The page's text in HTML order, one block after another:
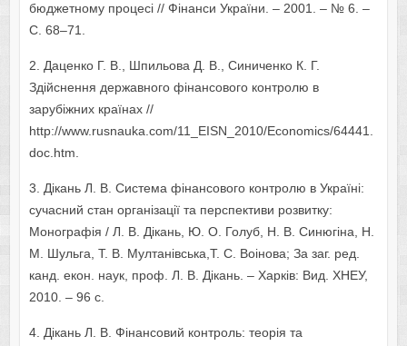
бюджетному процесі // Фінанси України. – 2001. – № 6. –
С. 68–71.
2. Даценко Г. В., Шпильова Д. В., Синиченко К. Г.
Здійснення державного фінансового контролю в
зарубіжних країнах //
http://www.rusnauka.com/11_EISN_2010/Economics/64441.
doc.htm.
3. Дікань Л. В. Система фінансового контролю в Україні:
сучасний стан організації та перспективи розвитку:
Монографія / Л. В. Дікань, Ю. О. Голуб, Н. В. Синюгіна, Н.
М. Шульга, Т. В. Мултанівська,Т. С. Воінова; За заг. ред.
канд. екон. наук, проф. Л. В. Дікань. – Харків: Вид. ХНЕУ,
2010. – 96 с.
4. Дікань Л. В. Фінансовий контроль: теорія та